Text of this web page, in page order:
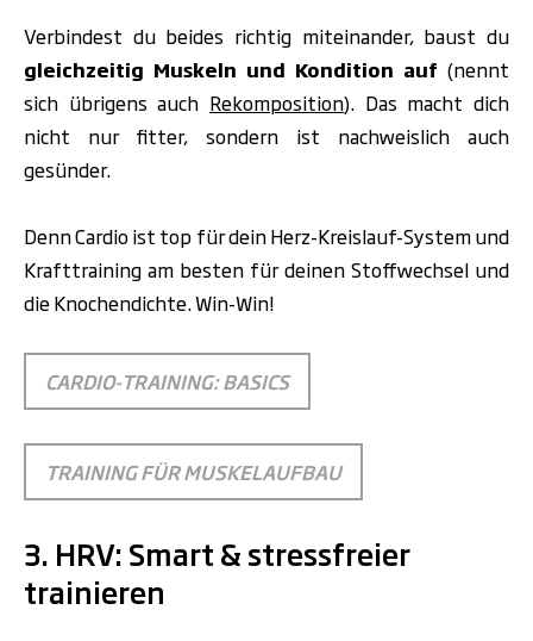
Verbindest du beides richtig miteinander, baust du
gleichzeitig Muskeln und Kondition auf (nennt
sich übrigens auch Rekomposition). Das macht dich
nicht nur fitter, sondern ist nachweislich auch
gesünder.
Denn Cardio ist top für dein Herz-Kreislauf-System und
Krafttraining am besten für deinen Stoffwechsel und
die Knochendichte. Win-Win!
CARDIO-TRAINING: BASICS
TRAINING FÜR MUSKELAUFBAU
3. HRV: Smart & stressfreier
trainieren